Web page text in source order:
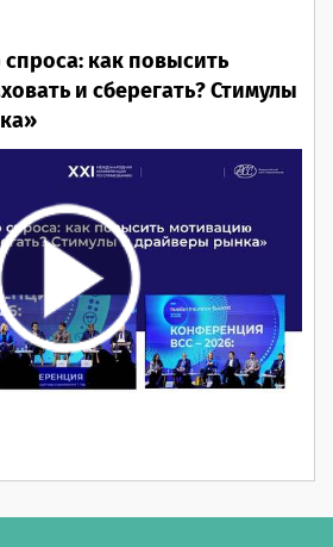
как повысить
и сберегать? Стимулы